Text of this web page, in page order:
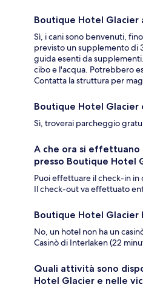
Boutique Hotel
Sì, i cani sono benvenuti,
previsto un supplemento di
guida esenti da
cibo e l'acqua. Potrebbero
Contatta la struttura per
Boutique Hotel
Sì, troverai parcheggio
A che ora si effettuano
presso Boutique Hotel
Puoi effettuare il check-in in
Il check-out va effettuato
Boutique Hotel Glacier
No, un hotel non ha un
Casinò di Interlaken (22
Quali attività sono
Hotel Glacier e nelle